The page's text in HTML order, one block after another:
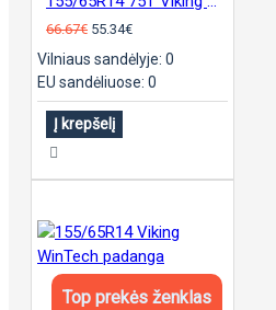
66.67€ 55.34€
Vilniaus sandėlyje: 0
EU sandėliuose: 0
Į krepšelį
Top prekės ženklas